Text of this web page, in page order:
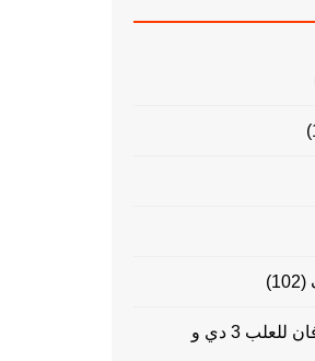
(102)
ماكينات التغليف بالسلوفان للعلب 3 دي و